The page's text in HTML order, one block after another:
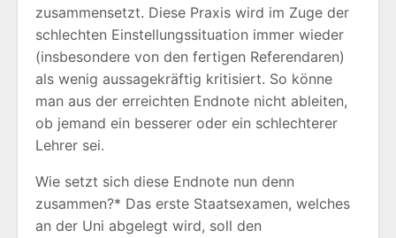
zusammensetzt. Diese Praxis wird im Zuge der
schlechten Einstellungssituation immer wieder
(insbesondere von den fertigen Referendaren)
als wenig aussagekräftig kritisiert. So könne
man aus der erreichten Endnote nicht ableiten,
ob jemand ein besserer oder ein schlechterer
Lehrer sei.
Wie setzt sich diese Endnote nun denn
zusammen?* Das erste Staatsexamen, welches
an der Uni abgelegt wird, soll den